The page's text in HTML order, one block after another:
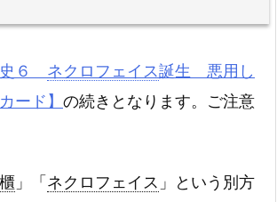
史６ ネクロフェイス誕生 悪用し
ード】 の続きとなります。ご注意
」「 ネクロフェイス 」という別方